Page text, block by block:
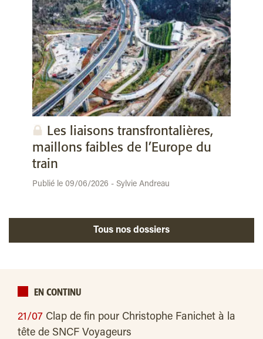
Les liaisons transfrontalières,
maillons faibles de l’Europe du
train
Publié le 09/06/2026 - Sylvie Andreau
Tous nos dossiers
EN CONTINU
21/07 Clap de fin pour Christophe Fanichet à la
tête de SNCF Voyageurs